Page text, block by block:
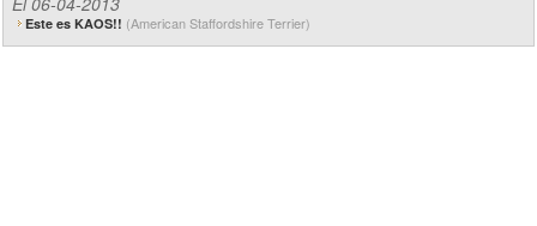
Este es KAOS!! (American Staffordshire Terrier)